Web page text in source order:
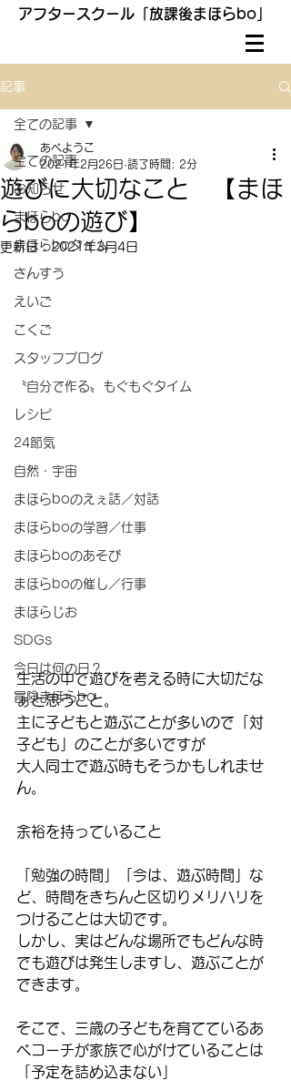
アフタースクール「放課後まほらbo」
記事
全ての記事
お知らせ
まほらbo
まほらboタイム
さんすう
えいご
こくご
スタッフブログ
〝自分で作る〟もぐもぐタイム
レシピ
24節気
自然・宇宙
まほらboのえぇ話／対話
まほらboの学習／仕事
まほらboのあそび
まほらboの催し／行事
まほらじお
SDGs
今日は何の日？
冒険まほらbo
全ての記事
遊びに大切なこと 【まほ
らboの遊び】
あべようこ
2021年2月26日 読了時間: 2分
更新日：2021年3月4日
生活の中で遊びを考える時に大切だな
ぁと思うこと。
主に子どもと遊ぶことが多いので「対
子ども」のことが多いですが
大人同士で遊ぶ時もそうかもしれませ
ん。
余裕を持っていること
「勉強の時間」「今は、遊ぶ時間」な
ど、時間をきちんと区切りメリハリを
つけることは大切です。
しかし、実はどんな場所でもどんな時
でも遊びは発生しますし、遊ぶことが
できます。
そこで、三歳の子どもを育てているあ
べコーチが家族で心がけていることは
「予定を詰め込まない」